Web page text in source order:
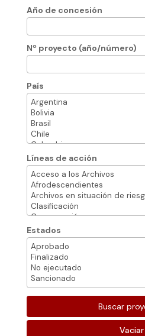
Año de concesión
Nº proyecto (año/número)
País
Líneas de acción
Estados
Vaciar